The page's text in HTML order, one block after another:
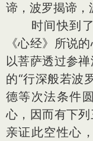
谛，波罗揭谛，
时间快到了
《心经》所说
以菩萨透过参
的“行深般若波
德等次法条件
心，因而有下
亲证此空性心